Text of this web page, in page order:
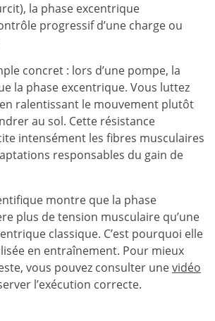
la phase excentrique
progressif d’une charge ou
concret : lors d’une pompe, la
la phase excentrique. Vous luttez
ralentissant le mouvement plutôt
au sol. Cette résistance
intensément les fibres musculaires
responsables du gain de
montre que la phase
plus de tension musculaire qu’une
classique. C’est pourquoi elle
en entraînement. Pour mieux
vous pouvez consulter unevidéo
l’exécution correcte.